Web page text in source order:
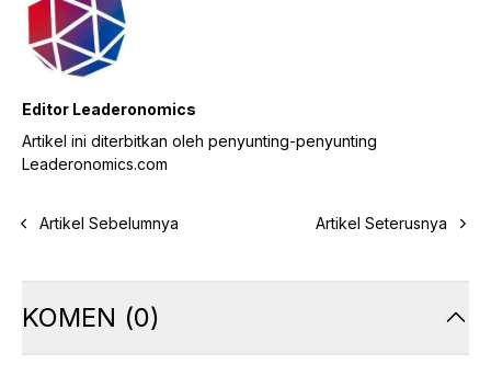
Editor Leaderonomics
Artikel ini diterbitkan oleh penyunting-penyunting
Leaderonomics.com
Artikel Sebelumnya Artikel Seterusnya
KOMEN (0)